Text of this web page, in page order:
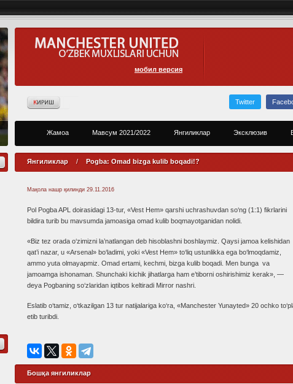
мобил версия
Twitter
Жамоа Мавсум 2021/2022 Янгиликлар Эксклюзив
Янгиликлар / Pogba: Omad bizga kulib boqadi!?
Мақола нашр қилинди 29.11.2016
Pol Pogba APL doirasidagi 13-tur, «Vest Hem» qarshi uchrashuvdan so‘ng (1:1) fikrlarini
bildira turib bu mavsumda jamoasiga omad kulib boqmayotganidan nolidi.
«Biz tez orada o‘zimizni la’natlangan deb hisoblashni boshlaymiz. Qaysi jamoa kelishidan
qat’i nazar, u «Arsenal» bo‘ladimi, yoki «Vest Hem» to‘liq ustunlikka ega bo‘lmoqdamiz,
ammo yuta olmayapmiz. Omad ertami, kechmi, bizga kulib boqadi. Men bunga va
jamoamga ishonaman. Shunchaki kichik jihatlarga ham e’tiborni oshirishimiz kerak», —
deya Pogbaning so‘zlaridan iqtibos keltiradi Mirror nashri.
Eslatib o‘tamiz, o‘tkazilgan 13 tur natijalariga ko‘ra, «Manchester Yunayted» 20 ochko
etib turibdi.
Бошқа янгиликлар